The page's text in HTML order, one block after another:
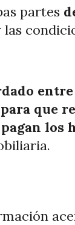
partes
entre
que
los